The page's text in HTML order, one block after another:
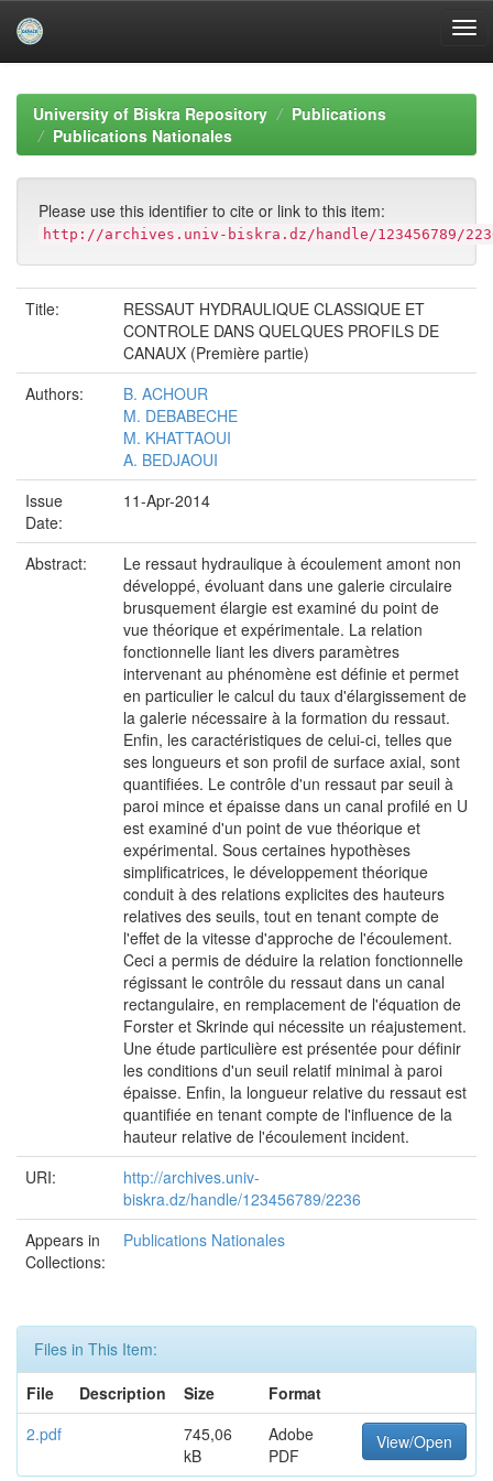
navigationUniversity of Biskra Repository
Publications
Publications Nationales
Please use this identifier to cite or link to this item:
http://archives.univ-biskra.dz/handle/123456789/
Title:
RESSAUT HYDRAULIQUE CLASSIQUE ET
CONTROLE DANS QUELQUES PROFILS DE
CANAUX (Première partie)
Authors:
B. ACHOUR
M. DEBABECHE
M. KHATTAOUI
A. BEDJAOUI
Issue
Date:
11-Apr-2014
Abstract:
Le ressaut hydraulique à écoulement amont non
développé, évoluant dans une galerie circulaire
brusquement élargie est examiné du point de
vue théorique et expérimentale. La relation
fonctionnelle liant les divers paramètres
intervenant au phénomène est définie et permet
en particulier le calcul du taux d'élargissement de
la galerie nécessaire à la formation du ressaut.
Enfin, les caractéristiques de celui-ci, telles que
ses longueurs et son profil de surface axial, sont
quantifiées. Le contrôle d'un ressaut par seuil à
paroi mince et épaisse dans un canal profilé en U
est examiné d'un point de vue théorique et
expérimental. Sous certaines hypothèses
simplificatrices, le développement théorique
conduit à des relations explicites des hauteurs
relatives des seuils, tout en tenant compte de
l'effet de la vitesse d'approche de l'écoulement.
Ceci a permis de déduire la relation fonctionnelle
régissant le contrôle du ressaut dans un canal
rectangulaire, en remplacement de l'équation de
Forster et Skrinde qui nécessite un réajustement.
Une étude particulière est présentée pour définir
les conditions d'un seuil relatif minimal à paroi
épaisse. Enfin, la longueur relative du ressaut est
quantifiée en tenant compte de l'influence de la
hauteur relative de l'écoulement incident.
URI:
http://archives.univ-
biskra.dz/handle/123456789/2236
Appears in
Collections:
Publications Nationales
Files in This Item:
File
Description Size
Format
2.pdf
745,06
kB
Adobe
PDF
View/Open